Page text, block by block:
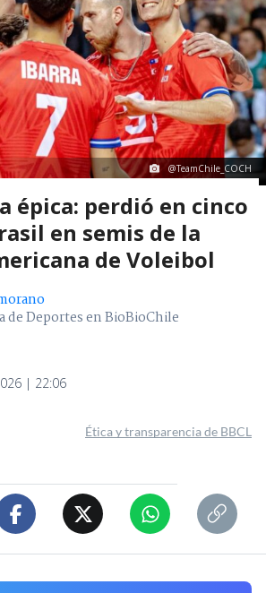
@TeamChile_COCH
épica: perdió en cinco
en semis de la
de Voleibol
de Deportes en BioBioChile
| 22:06
Ética y transparencia de BBCL